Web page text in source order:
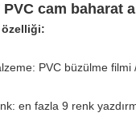
PVC cam baharat
PVC büzülme
en fazla 9 renk